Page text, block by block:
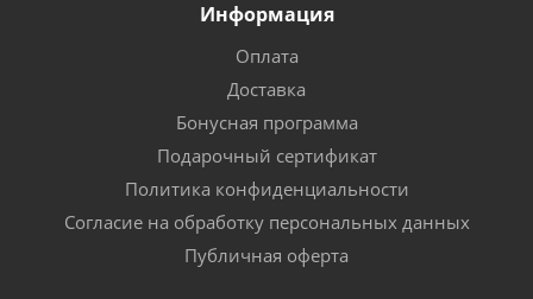
Информация
Оплата
Доставка
Бонусная программа
Подарочный сертификат
Политика конфиденциальности
Согласие на обработку персональных данных
Публичная оферта